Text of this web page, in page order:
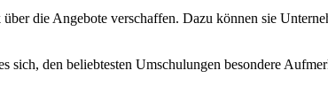
die Angebote verschaffen. Dazu können sie
den beliebtesten Umschulungen besondere